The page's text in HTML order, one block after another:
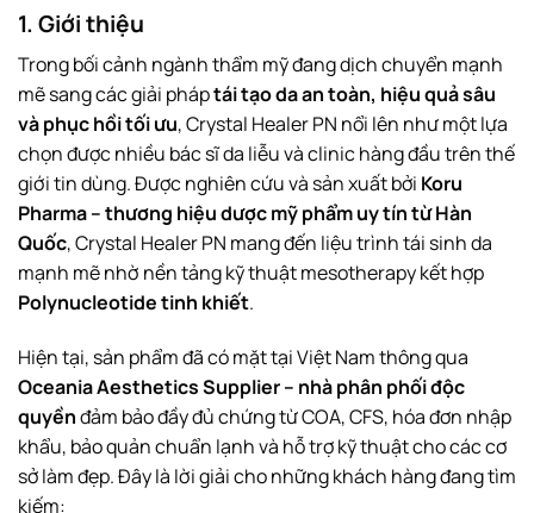
1. Giới thiệu
Trong bối cảnh ngành thẩm mỹ đang dịch chuyển mạnh
mẽ sang các giải pháptái tạo da an toàn, hiệu quả sâu
và phục hồi tối ưu, Crystal Healer PN nổi lên như một lựa
chọn được nhiều bác sĩ da liễu và clinic hàng đầu trên thế
giới tin dùng. Được nghiên cứu và sản xuất bởi Koru
Pharma – thương hiệu dược mỹ phẩm uy tín từ Hàn
Quốc, Crystal Healer PN mang đến liệu trình tái sinh da
mạnh mẽ nhờ nền tảng kỹ thuật mesotherapy kết hợp
Polynucleotide tinh khiết.
Hiện tại, sản phẩm đã có mặt tại Việt Nam thông qua
Oceania Aesthetics Supplier – nhà phân phối độc
quyềnđảm bảo đầy đủ chứng từ COA, CFS, hóa đơn nhập
khẩu, bảo quản chuẩn lạnh và hỗ trợ kỹ thuật cho các cơ
sở làm đẹp. Đây là lời giải cho những khách hàng đang tìm
kiếm: